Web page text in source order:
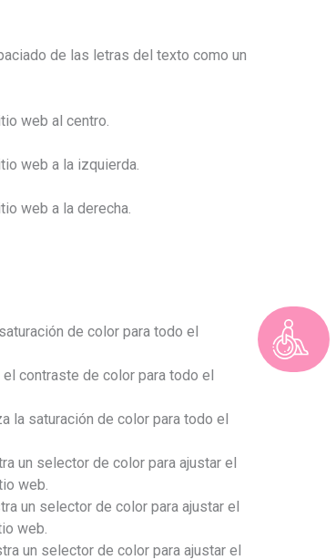
de las letras del texto como un
web al centro.
web a la izquierda.
web a la derecha.
de color para todo el
el contraste de color para todo el
la saturación de color para todo el
un selector de color para ajustar el
web.
un selector de color para ajustar el
web.
un selector de color para ajustar el